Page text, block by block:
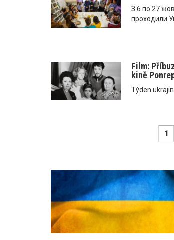
З 6 по 27
проходили
Film:
kině
Týden
1